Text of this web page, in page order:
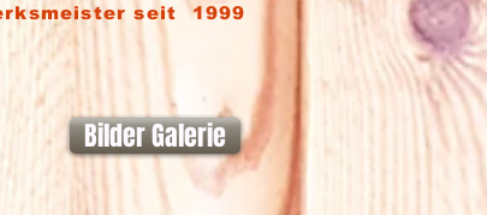
seit 1999
Bilder Galerie